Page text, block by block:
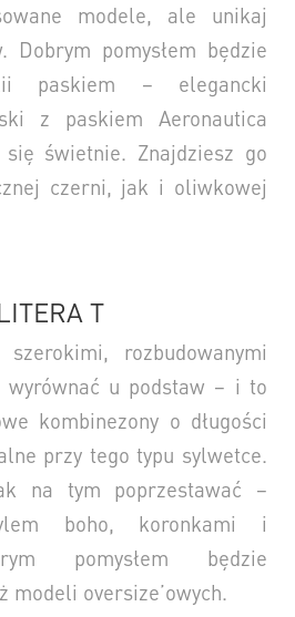
modele, ale unikaj
Dobrym pomysłem będzie
paskiem – elegancki
z paskiem Aeronautica
świetnie. Znajdziesz go
czerni, jak i oliwkowej
T
szerokimi, rozbudowanymi
wyrównać u podstaw – i to
kombinezony o długości
przy tego typu sylwetce.
na tym poprzestawać –
boho, koronkami i
pomysłem będzie
modeli oversize’owych.